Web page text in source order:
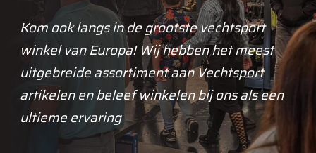
Kom ook langs in de grootste vechtsport
winkel van Europa! Wij hebben het meest
uitgebreide assortiment aan Vechtsport
artikelen en beleef winkelen bij ons als een
ultieme ervaring